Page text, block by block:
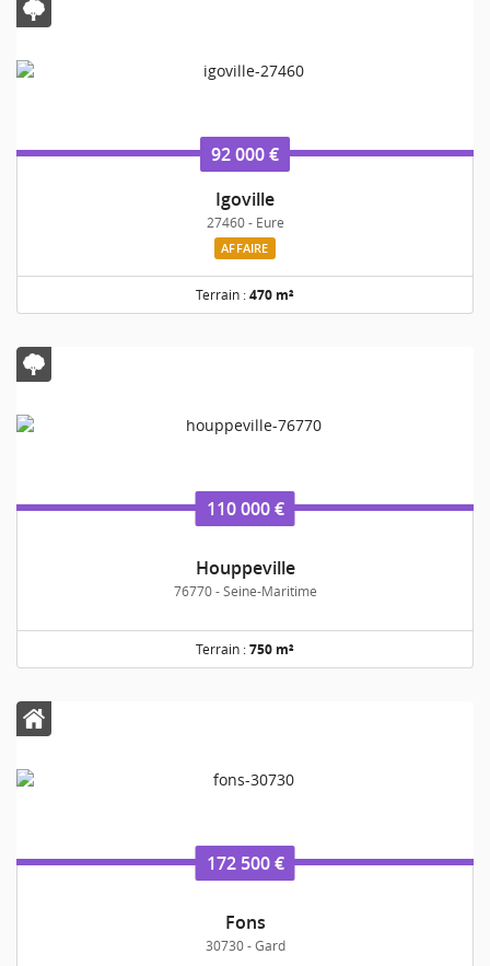
92 000 €
Igoville
27460 - Eure
AFFAIRE
Terrain :470 m²
110 000 €
Houppeville
76770 - Seine-Maritime
Terrain :750 m²
172 500 €
Fons
30730 - Gard